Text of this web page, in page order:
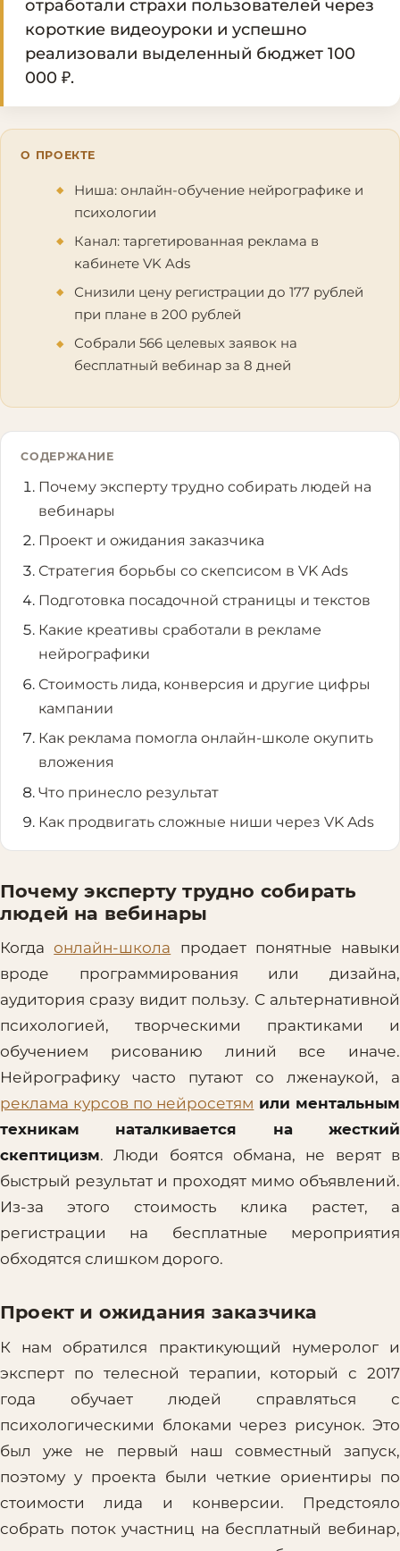
отработали страхи пользователей через
короткие видеоуроки и успешно
реализовали выделенный бюджет 100
000 ₽.
О ПРОЕКТЕ
Ниша: онлайн-обучение нейрографике и
психологии
Канал: таргетированная реклама в
кабинете VK Ads
Снизили цену регистрации до 177 рублей
при плане в 200 рублей
Собрали 566 целевых заявок на
бесплатный вебинар за 8 дней
СОДЕРЖАНИЕ
Почему эксперту трудно собирать людей на
вебинары
Проект и ожидания заказчика
Стратегия борьбы со скепсисом в VK Ads
Подготовка посадочной страницы и текстов
Какие креативы сработали в рекламе
нейрографики
Стоимость лида, конверсия и другие цифры
кампании
Как реклама помогла онлайн-школе окупить
вложения
Что принесло результат
Как продвигать сложные ниши через VK Ads
Почему эксперту трудно собирать
людей на вебинары
Когдаонлайн-школа продает понятные навыки
вроде программирования или дизайна,
аудитория сразу видит пользу. С альтернативной
психологией, творческими практиками и
обучением рисованию линий все иначе.
Нейрографику часто путают со лженаукой, а
реклама курсов по нейросетям или ментальным
техникам наталкивается на жесткий
скептицизм. Люди боятся обмана, не верят в
быстрый результат и проходят мимо объявлений.
Из-за этого стоимость клика растет, а
регистрации на бесплатные мероприятия
обходятся слишком дорого.
Проект и ожидания заказчика
К нам обратился практикующий нумеролог и
эксперт по телесной терапии, который с 2017
года обучает людей справляться с
психологическими блоками через рисунок. Это
был уже не первый наш совместный запуск,
поэтому у проекта были четкие ориентиры по
стоимости лида и конверсии. Предстояло
собрать поток участниц на бесплатный вебинар,